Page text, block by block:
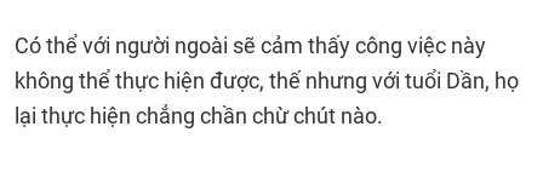
Có thể với người ngoài sẽ cảm thấy công việc này
không thể thực hiện được, thế nhưng với tuổi Dần, họ
lại thực hiện chẳng chần chừ chút nào.